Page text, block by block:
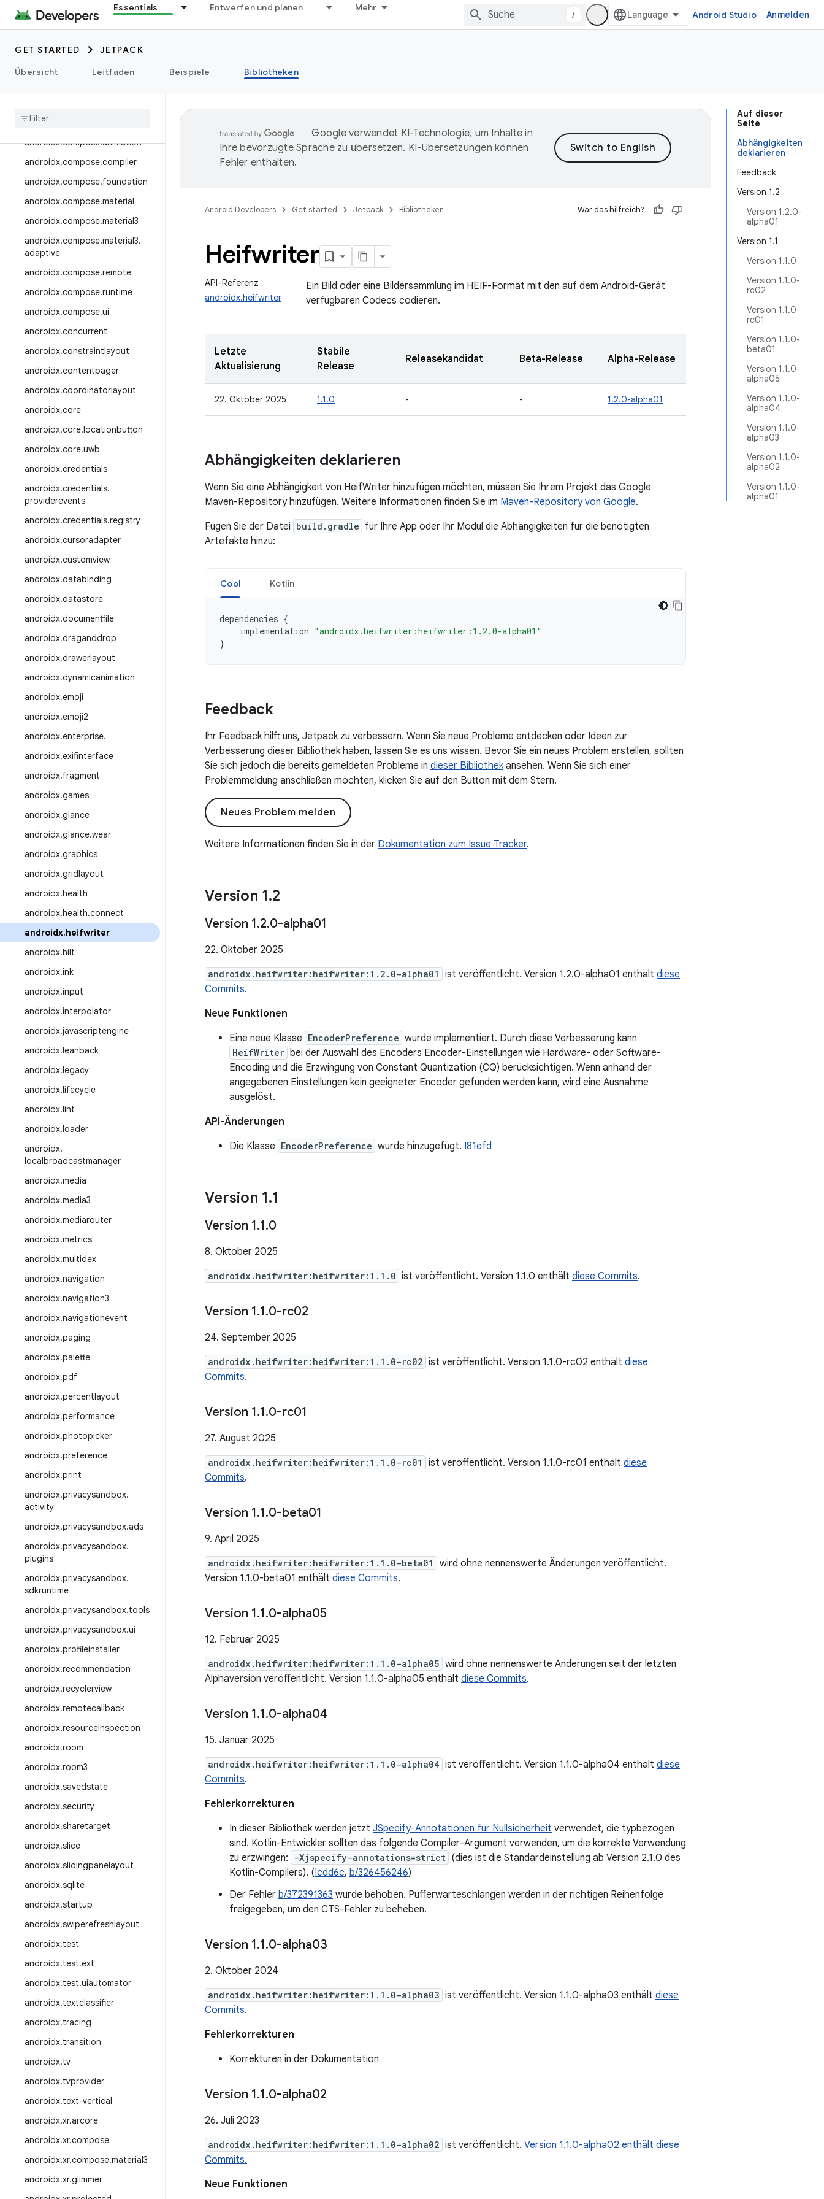
Essentials Entwerfen und planen Mehr
/ Android Studio Anmelden
GET STARTED
JETPACK
Übersicht
Leitfäden Beispiele Bibliotheken
androidx.camera.media3
androidx.camera.viewfinder
androidx.car
androidx
androidx.compose.animation
androidx.compose.compiler
androidx.compose.foundation
androidx.compose.material
androidx.compose.material3
androidx.compose.material3.
adaptive
androidx.compose.remote
androidx.compose.runtime
androidx.compose.ui
androidx.concurrent
androidx.constraintlayout
androidx.contentpager
androidx.coordinatorlayout
androidx.core
androidx.core.locationbutton
androidx.core.uwb
androidx.credentials
androidx.credentials.
providerevents
androidx.credentials.registry
androidx.cursoradapter
androidx.customview
androidx.databinding
androidx.datastore
androidx.documentfile
androidx.draganddrop
androidx.drawerlayout
androidx.dynamicanimation
androidx.emoji
androidx.emoji2
androidx.enterprise.
androidx.exifinterface
androidx.fragment
androidx.games
androidx.glance
androidx.glance.wear
androidx.graphics
androidx.gridlayout
androidx.health
androidx.health.connect
androidx.heifwriter
androidx.hilt
androidx.ink
androidx.input
androidx.interpolator
androidx.javascriptengine
androidx.leanback
androidx.legacy
androidx.lifecycle
androidx.lint
androidx.loader
androidx.
localbroadcastmanager
androidx.media
androidx.media3
androidx.mediarouter
androidx.metrics
androidx.multidex
androidx.navigation
androidx.navigation3
androidx.navigationevent
androidx.paging
androidx.palette
androidx.pdf
androidx.percentlayout
androidx.performance
androidx.photopicker
androidx.preference
androidx.print
androidx.privacysandbox.
activity
androidx.privacysandbox.ads
androidx.privacysandbox.
plugins
androidx.privacysandbox.
sdkruntime
androidx.privacysandbox.tools
androidx.privacysandbox.ui
androidx.profileinstaller
androidx.recommendation
androidx.recyclerview
androidx.remotecallback
androidx.resourceInspection
androidx.room
androidx.room3
androidx.savedstate
androidx.security
androidx.sharetarget
androidx.slice
androidx.slidingpanelayout
androidx.sqlite
androidx.startup
androidx.swiperefreshlayout
androidx.test
androidx.test.ext
androidx.test.uiautomator
androidx.textclassifier
androidx.tracing
androidx.transition
androidx.tv
androidx.tvprovider
androidx.text-vertical
androidx.xr.arcore
androidx.xr.compose
androidx.xr.compose.material3
androidx.xr.glimmer
Auf dieser
Seite
Abhängigkeiten
deklarieren
Feedback
Version 1.2
Version 1.2.0-
alpha01
Version 1.1
Version 1.1.0
Version 1.1.0-
rc02
Version 1.1.0-
rc01
Version 1.1.0-
beta01
Version 1.1.0-
alpha05
Version 1.1.0-
alpha04
Version 1.1.0-
alpha03
Version 1.1.0-
alpha02
Version 1.1.0-
alpha01
Google verwendet KI-Technologie, um Inhalte in
Ihre bevorzugte Sprache zu übersetzen. KI-Übersetzungen können
Fehler enthalten.
Android Developers Get started Jetpack Bibliotheken War das hilfreich?
Heifwriter
API-Referenz
androidx.heifwriter
Ein Bild oder eine Bildersammlung im HEIF-Format mit den auf dem Android-Gerät
verfügbaren Codecs codieren.
Letzte
Aktualisierung
Stabile
Release
Releasekandidat Beta-Release Alpha-Release
22. Oktober 2025 1.1.0 - - 1.2.0-alpha01
Abhängigkeiten deklarieren
Wenn Sie eine Abhängigkeit von HeifWriter hinzufügen möchten, müssen Sie Ihrem Projekt das Google
Maven-Repository hinzufügen. Weitere Informationen finden Sie im Maven-Repository von Google.
Fügen Sie der Datei build.gradle für Ihre App oder Ihr Modul die Abhängigkeiten für die benötigten
Artefakte hinzu:
Cool Kotlin
dependencies {
implementation "androidx.heifwriter:heifwriter:1.2.0-alpha01"
}
Feedback
Ihr Feedback hilft uns, Jetpack zu verbessern. Wenn Sie neue Probleme entdecken oder Ideen zur
Verbesserung dieser Bibliothek haben, lassen Sie es uns wissen. Bevor Sie ein neues Problem erstellen, sollten
Sie sich jedoch die bereits gemeldeten Probleme in dieser Bibliothekansehen. Wenn Sie sich einer
Problemmeldung anschließen möchten, klicken Sie auf den Button mit dem Stern.
Neues Problem melden
Weitere Informationen finden Sie in der Dokumentation zum Issue Tracker.
Version 1.2
Version 1.2.0-alpha01
22. Oktober 2025
androidx.heifwriter:heifwriter:1.2.0-alpha01 ist veröffentlicht. Version 1.2.0-alpha01 enthält diese
Commits.
Neue Funktionen
Eine neue Klasse EncoderPreference wurde implementiert. Durch diese Verbesserung kann
HeifWriter bei der Auswahl des Encoders Encoder-Einstellungen wie Hardware- oder Software-
Encoding und die Erzwingung von Constant Quantization (CQ) berücksichtigen. Wenn anhand der
angegebenen Einstellungen kein geeigneter Encoder gefunden werden kann, wird eine Ausnahme
ausgelöst.
API-Änderungen
Die Klasse EncoderPreference wurde hinzugefügt. I81efd
Version 1.1
Version 1.1.0
8. Oktober 2025
androidx.heifwriter:heifwriter:1.1.0 ist veröffentlicht. Version 1.1.0 enthält diese Commits.
Version 1.1.0-rc02
24. September 2025
androidx.heifwriter:heifwriter:1.1.0-rc02 ist veröffentlicht. Version 1.1.0-rc02 enthält diese
Commits.
Version 1.1.0-rc01
27. August 2025
androidx.heifwriter:heifwriter:1.1.0-rc01 ist veröffentlicht. Version 1.1.0-rc01 enthält diese
Commits.
Version 1.1.0-beta01
9. April 2025
androidx.heifwriter:heifwriter:1.1.0-beta01
wird ohne nennenswerte Änderungen veröffentlicht.
Version 1.1.0-beta01 enthält diese Commits.
Version 1.1.0-alpha05
12. Februar 2025
androidx.heifwriter:heifwriter:1.1.0-alpha05 wird ohne nennenswerte Änderungen seit der letzten
Alphaversion veröffentlicht. Version 1.1.0-alpha05 enthält diese Commits.
Version 1.1.0-alpha04
15. Januar 2025
androidx.heifwriter:heifwriter:1.1.0-alpha04 ist veröffentlicht. Version 1.1.0-alpha04 enthält diese
Commits.
Fehlerkorrekturen
In dieser Bibliothek werden jetzt JSpecify-Annotationen für Nullsicherheit verwendet, die typbezogen
sind. Kotlin-Entwickler sollten das folgende Compiler-Argument verwenden, um die korrekte Verwendung
zu erzwingen:
-Xjspecify-annotations=strict (dies ist die Standardeinstellung ab Version 2.1.0 des
Kotlin-Compilers). (Icdd6c, b/326456246)
Der Fehler b/372391363 wurde behoben. Pufferwarteschlangen werden in der richtigen Reihenfolge
freigegeben, um den CTS-Fehler zu beheben.
Version 1.1.0-alpha03
2. Oktober 2024
androidx.heifwriter:heifwriter:1.1.0-alpha03 ist veröffentlicht. Version 1.1.0-alpha03 enthält diese
Commits.
Fehlerkorrekturen
Korrekturen in der Dokumentation
Version 1.1.0-alpha02
26. Juli 2023
androidx.heifwriter:heifwriter:1.1.0-alpha02 ist veröffentlicht. Version 1.1.0-alpha02 enthält diese
Commits.
Neue Funktionen